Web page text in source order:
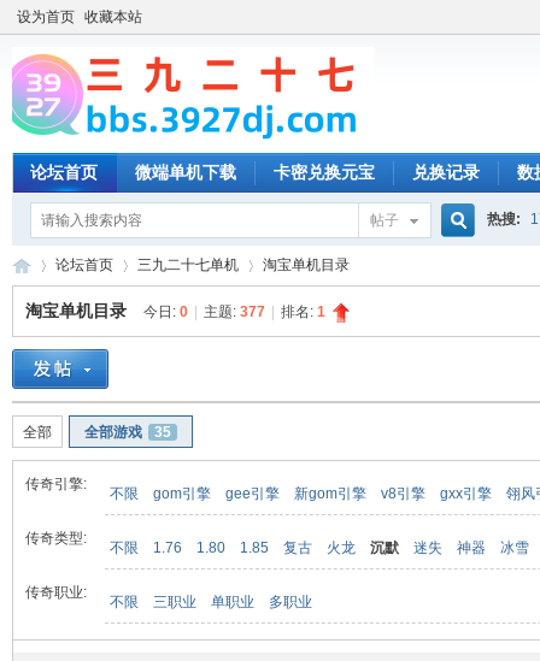
设为首页 收藏本站
论坛首页 微端单机下载 卡密兑换元宝 兑换记录 数
帖子 热搜:
»
论坛首页 三九二十七单机 淘宝单机目录
淘宝单机目录 今日: 0 主题: 377 排名: 1
全部 全部游戏 35
传奇引擎:
不限 gom引擎 gee引擎 新gom引擎 v8引擎 gxx引擎 翎风
传奇类型:
不限 1.76 1.80 1.85 复古 火龙 沉默 迷失 神器 冰雪
传奇职业:
不限 三职业 单职业 多职业